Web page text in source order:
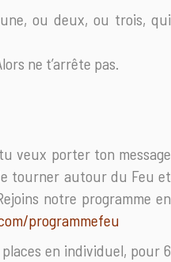
ou deux, ou trois, qui
ne t’arrête pas.
veux porter ton message
tourner autour du Feu et
notre programme en
programmefeu
en individuel, pour 6